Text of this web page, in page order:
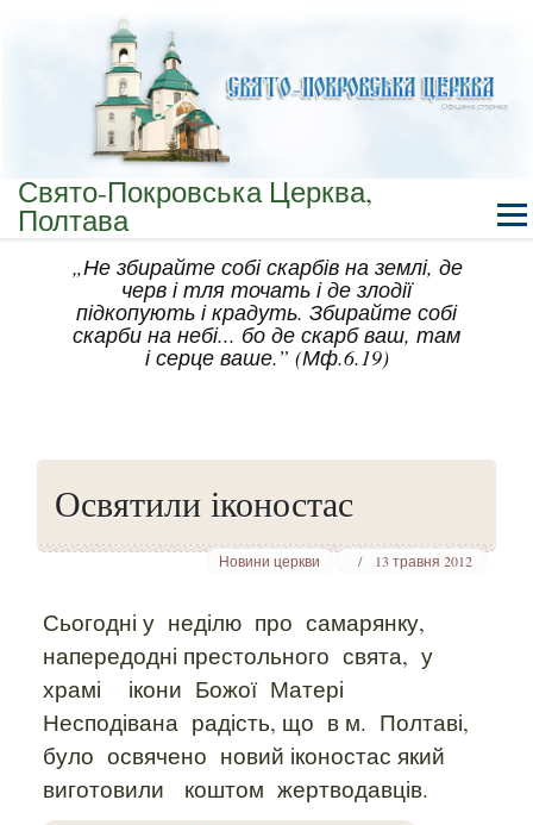
Свято-Покровська Церква,
Полтава
„Не збирайте собі скарбів на землі, де
черв і тля точать і де злодії
підкопують і крадуть. Збирайте собі
скарби на небі... бо де скарб ваш, там
і серце ваше.” (Мф.6.19)
Освятили іконостас
Новини церкви 13 травня 2012
Сьогодні у неділю про самарянку,
напередодні престольного свята, у
храмі
ікони Божої Матері
Несподівана радість, що в м. Полтаві,
було освячено новий іконостас який
виготовили
коштом жертводавців.